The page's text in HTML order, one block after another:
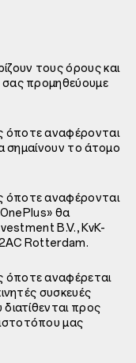
τους όρους και
σας προμηθεύουμε
όποτε αναφέρονται
σημαίνουν το άτομο
όποτε αναφέρονται
θα
B.V., KvK-
Rotterdam.
αναφέρεται
συσκευές
προς
μας